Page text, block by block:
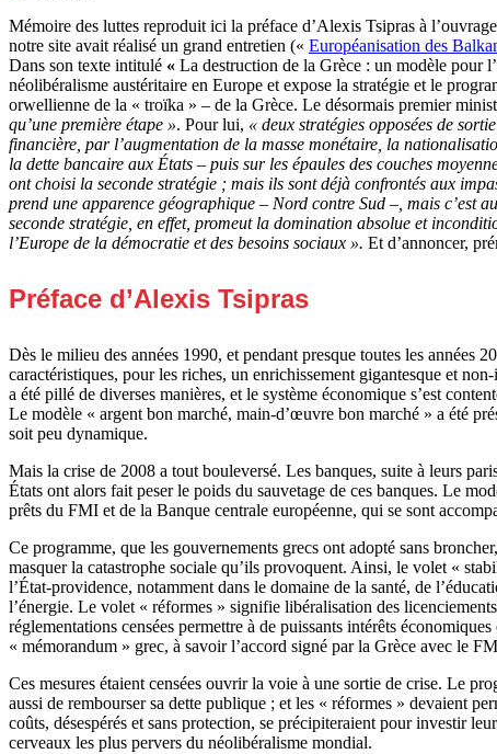
Mémoire des luttes reproduit ici la préface d’Alexis Tsipras à l’ouvrage
notre site avait réalisé un grand entretien (« Européanisation des
Dans son texte intitulé « La destruction de la Grèce : un modèle pour
néolibéralisme austéritaire en Europe et expose la stratégie et le
orwellienne de la « troïka » – de la Grèce. Le désormais premier
qu’une première étape ». Pour lui, « deux stratégies opposées de
financière, par l’augmentation de la masse monétaire, la
la dette bancaire aux États – puis sur les épaules des couches
ont choisi la seconde stratégie ; mais ils sont déjà confrontés aux
prend une apparence géographique – Nord contre Sud –, mais c’est
seconde stratégie, en effet, promeut la domination absolue et
l’Europe de la démocratie et des besoins sociaux ». Et d’annoncer,
Préface d’Alexis Tsipras
Dès le milieu des années 1990, et pendant presque toutes les années
caractéristiques, pour les riches, un enrichissement gigantesque et
a été pillé de diverses manières, et le système économique s’est
Le modèle « argent bon marché, main-d’œuvre bon marché » a été
soit peu dynamique.
Mais la crise de 2008 a tout bouleversé. Les banques, suite à leurs
États ont alors fait peser le poids du sauvetage de ces banques. Le
prêts du FMI et de la Banque centrale européenne, qui se sont
Ce programme, que les gouvernements grecs ont adopté sans
masquer la catastrophe sociale qu’ils provoquent. Ainsi, le volet «
l’État-providence, notamment dans le domaine de la santé, de
l’énergie. Le volet « réformes » signifie libéralisation des
réglementations censées permettre à de puissants intérêts
« mémorandum » grec, à savoir l’accord signé par la Grèce avec le
Ces mesures étaient censées ouvrir la voie à une sortie de crise. Le
aussi de rembourser sa dette publique ; et les « réformes » devaient
coûts, désespérés et sans protection, se précipiteraient pour investir
cerveaux les plus pervers du néolibéralisme mondial.